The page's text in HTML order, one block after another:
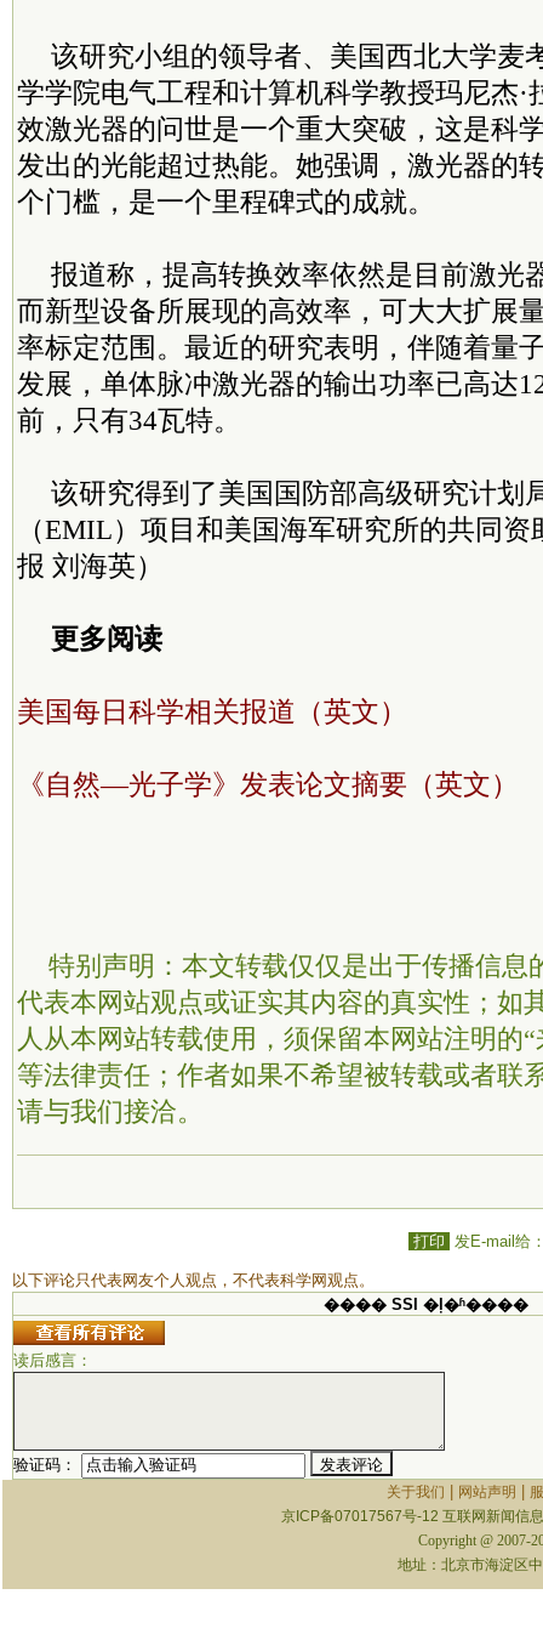
该研究小组的领导者、美国西北大学麦
学学院电气工程和计算机科学教授玛尼杰·
效激光器的问世是一个重大突破，这是科
发出的光能超过热能。她强调，激光器的
个门槛，是一个里程碑式的成就。
报道称，提高转换效率依然是目前激光
而新型设备所展现的高效率，可大大扩展
率标定范围。最近的研究表明，伴随着量
发展，单体脉冲激光器的输出功率已高达
前，只有34瓦特。
该研究得到了美国国防部高级研究计划
（EMIL）项目和美国海军研究所的共同
报 刘海英）
更多阅读
美国每日科学相关报道（英文）
《自然—光子学》发表论文摘要（英文）
特别声明：本文转载仅仅是出于传播信息
代表本网站观点或证实其内容的真实性；如
人从本网站转载使用，须保留本网站注明的
等法律责任；作者如果不希望被转载或者联
请与我们接洽。
打印 发E-mail给
以下评论只代表网友个人观点，不代表科学网观点。
���� SSI �ļ�ʱ����
读后感言：
验证码：
关于我们 | 网站声明 |
京ICP备07017567号-12 互联网新闻信
Copyright @ 2007-
地址：北京市海淀区